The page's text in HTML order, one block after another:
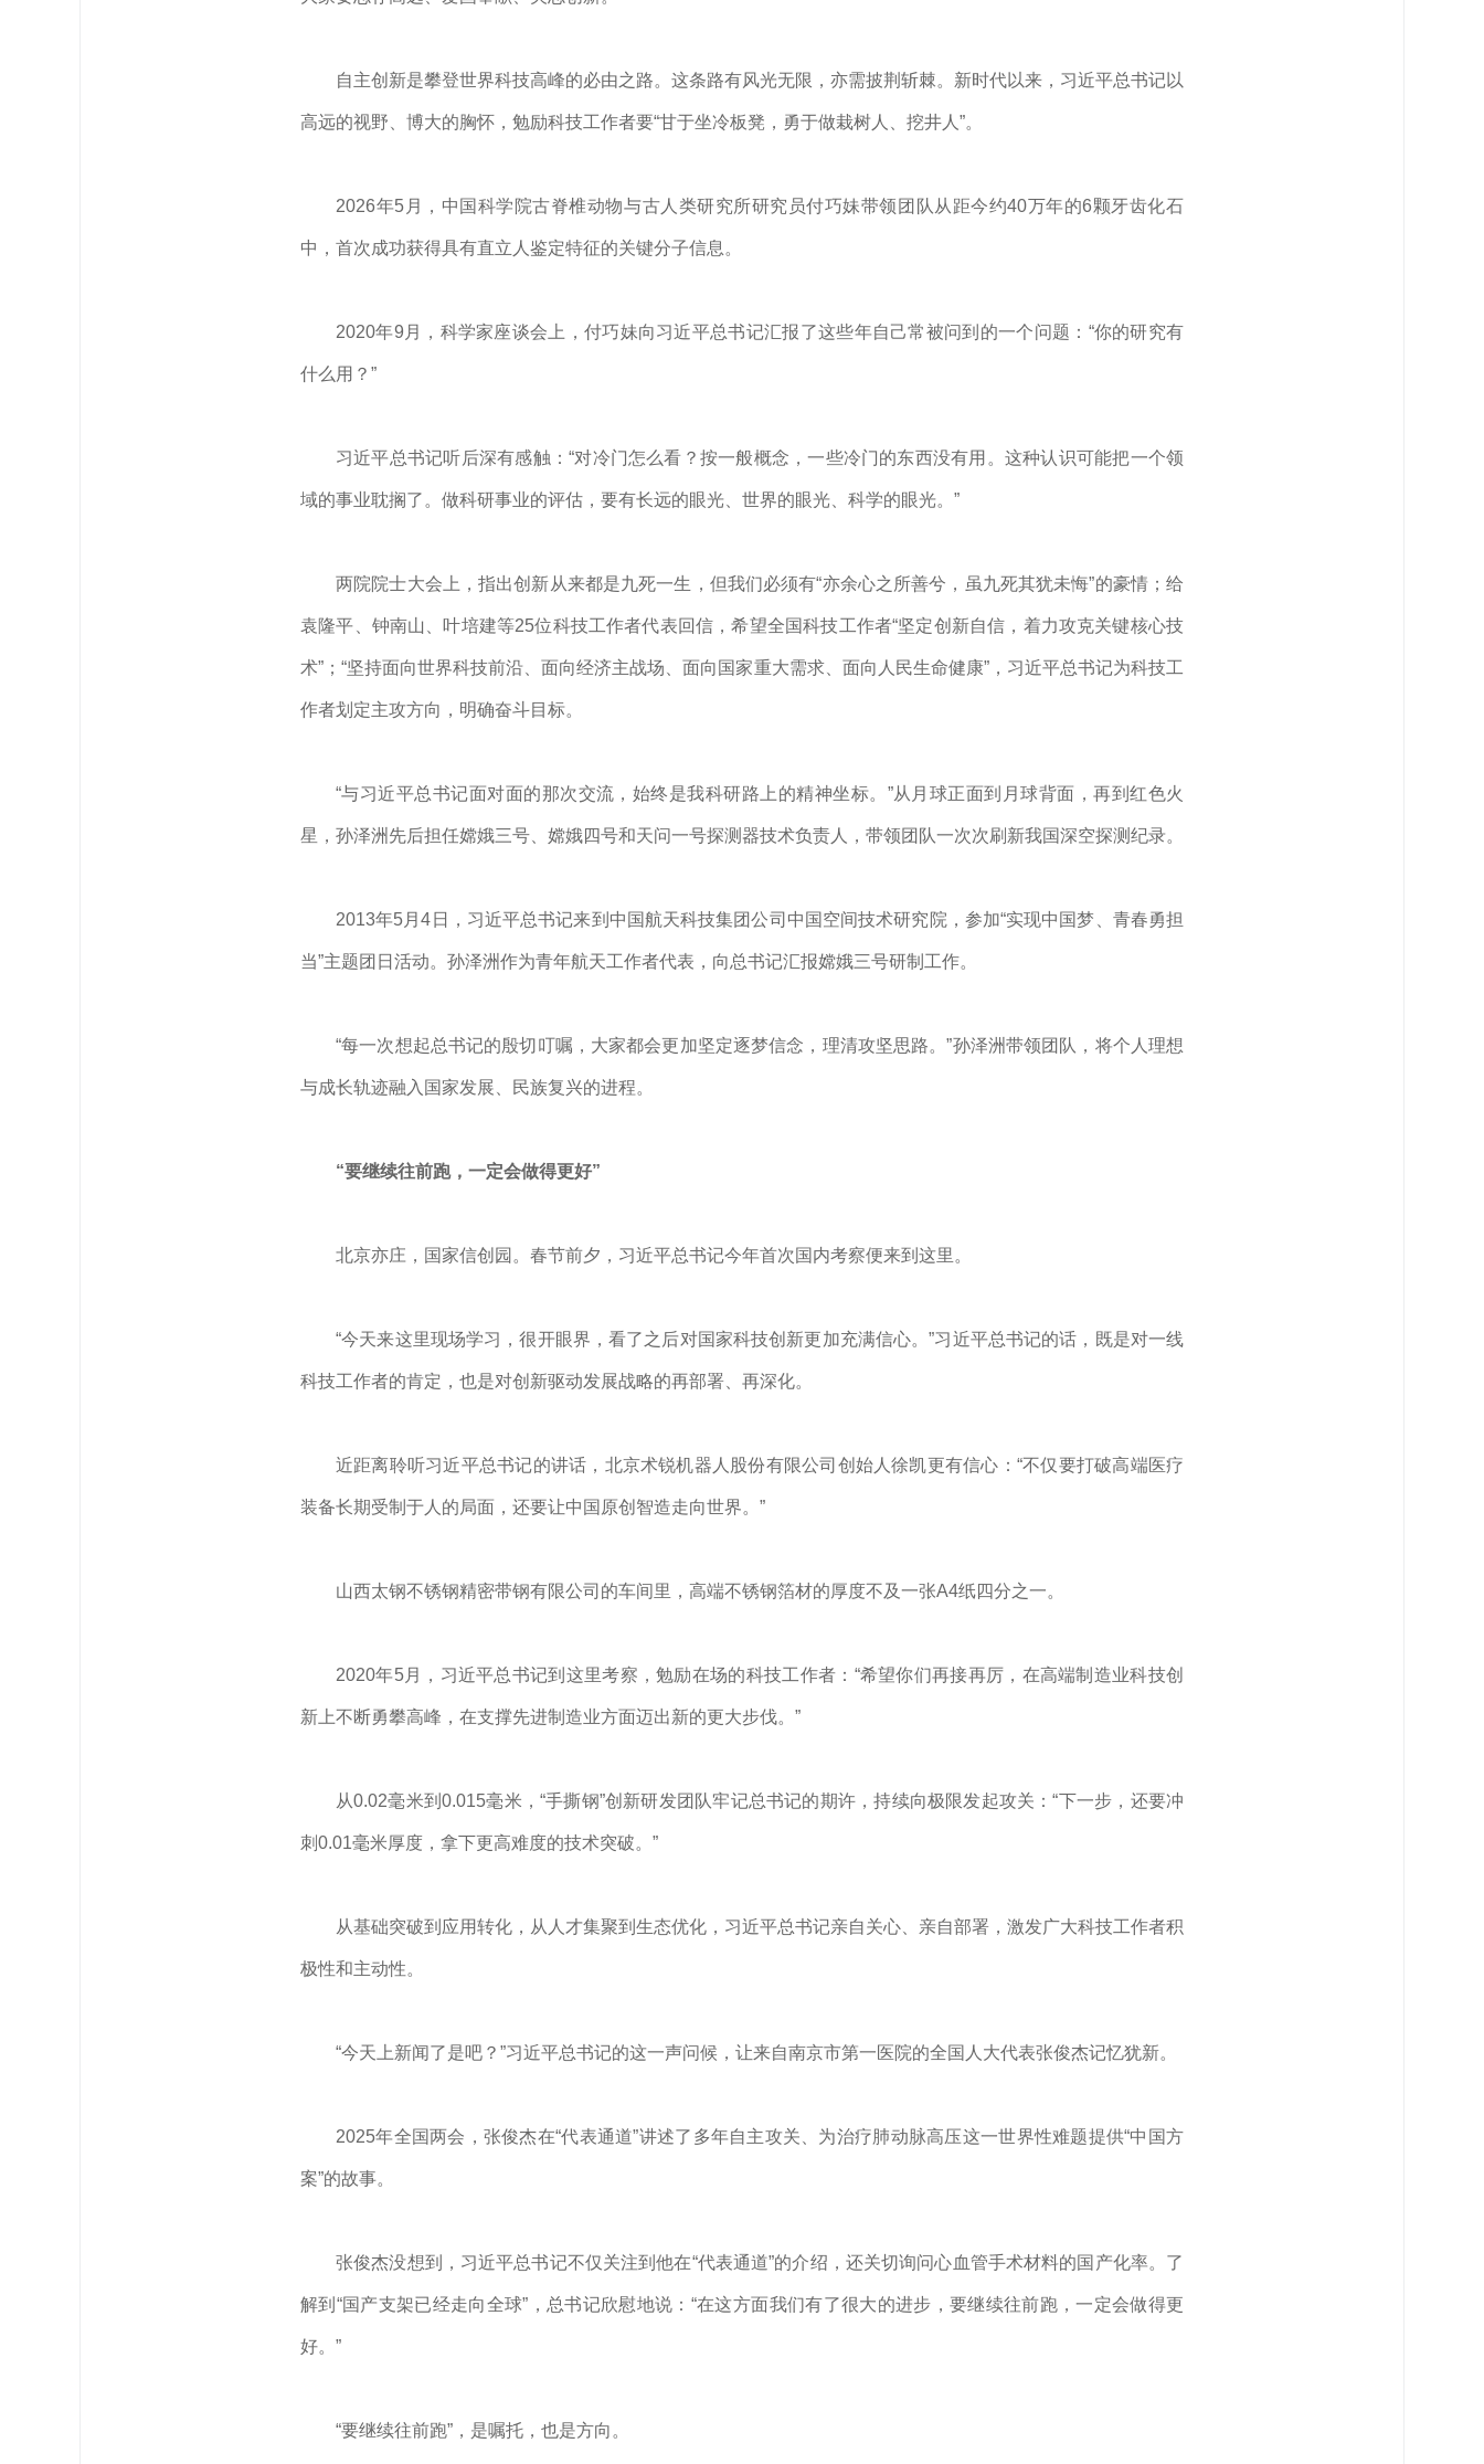
自主创新是攀登世界科技高峰的必由之路。这条路有风光无限，亦需披荆斩棘。新时代以来， 习近平总书记以
高远的视野、博大的胸怀，勉励科技工作者要“甘于坐冷板凳，勇于做栽树人、挖井人”。
2026年5月，中国科学院古脊椎动物与古人类研究所研究员付巧妹带领团队从距今约40万年的6颗牙齿化石
中，首次成功获得具有直立人鉴定特征的关键分子信息。
2020年9月，科学家座谈会上，付巧妹向习近平总书记汇报了这些年自己常被问到的一个问题：“你的研究有
什么用？”
习近平总书记听后深有感触：“对冷门怎么看？按一般概念，一些冷门的东西没有用。这种认识可能把一个领
域的事业耽搁了。做科研事业的评估，要有长远的眼光、世界的眼光、科学的眼光。”
两院院士大会上，指出创新从来都是九死一生，但我们必须有“亦余心之所善兮，虽九死其犹未悔”的豪情；给
袁隆平、钟南山、叶培建等25位科技工作者代表回信，希望全国科技工作者“坚定创新自信，着力攻克关键核心技
术”；“坚持面向世界科技前沿、面向经济主战场、面向国家重大需求、面向人民生命健康”， 习近平总书记为科技工
作者划定主攻方向，明确奋斗目标。
“与习近平总书记面对面的那次交流，始终是我科研路上的精神坐标。”从月球正面到月球背面，再到红色火
星，孙泽洲先后担任嫦娥三号、嫦娥四号和天问一号探测器技术负责人，带领团队一次次刷新我国深空探测纪录。
2013年5月4日， 习近平总书记来到中国航天科技集团公司中国空间技术研究院，参加“实现中国梦、青春勇担
当”主题团日活动。孙泽洲作为青年航天工作者代表，向总书记汇报嫦娥三号研制工作。
“每一次想起总书记的殷切叮嘱，大家都会更加坚定逐梦信念，理清攻坚思路。”孙泽洲带领团队，将个人理想
与成长轨迹融入国家发展、民族复兴的进程。
“要继续往前跑，一定会做得更好”
北京亦庄，国家信创园。春节前夕， 习近平总书记今年首次国内考察便来到这里。
“今天来这里现场学习，很开眼界，看了之后对国家科技创新更加充满信心。”习近平总书记的话，既是对一线
科技工作者的肯定，也是对创新驱动发展战略的再部署、再深化。
近距离聆听习近平总书记的讲话，北京术锐机器人股份有限公司创始人徐凯更有信心：“不仅要打破高端医疗
装备长期受制于人的局面，还要让中国原创智造走向世界。”
山西太钢不锈钢精密带钢有限公司的车间里，高端不锈钢箔材的厚度不及一张A4纸四分之一。
2020年5月， 习近平总书记到这里考察，勉励在场的科技工作者：“希望你们再接再厉，在高端制造业科技创
新上不断勇攀高峰，在支撑先进制造业方面迈出新的更大步伐。”
从0.02毫米到0.015毫米，“手撕钢”创新研发团队牢记总书记的期许，持续向极限发起攻关：“下一步，还要冲
刺0.01毫米厚度，拿下更高难度的技术突破。”
从基础突破到应用转化，从人才集聚到生态优化， 习近平总书记亲自关心、亲自部署，激发广大科技工作者积
极性和主动性。
“今天上新闻了是吧？”习近平总书记的这一声问候，让来自南京市第一医院的全国人大代表张俊杰记忆犹新。
2025年全国两会，张俊杰在“代表通道”讲述了多年自主攻关、为治疗肺动脉高压这一世界性难题提供“中国方
案”的故事。
张俊杰没想到， 习近平总书记不仅关注到他在“代表通道”的介绍，还关切询问心血管手术材料的国产化率。了
解到“国产支架已经走向全球”，总书记欣慰地说：“在这方面我们有了很大的进步，要继续往前跑，一定会做得更
好。”
“要继续往前跑”，是嘱托，也是方向。